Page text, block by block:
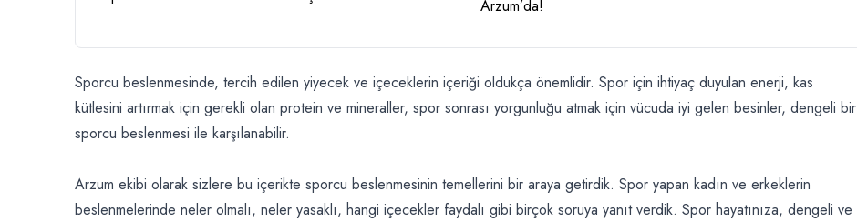
Arzum’da!
Sporcu beslenmesinde, tercih edilen yiyecek ve içeceklerin içeriği oldukça önemlidir. Spor için ihtiyaç duyulan enerji, kas
kütlesini artırmak için gerekli olan protein ve mineraller, spor sonrası yorgunluğu atmak için vücuda iyi gelen besinler, dengeli bir
sporcu beslenmesi ile karşılanabilir.
Arzum ekibi olarak sizlere bu içerikte sporcu beslenmesinin temellerini bir araya getirdik. Spor yapan kadın ve erkeklerin
beslenmelerinde neler olmalı, neler yasaklı, hangi içecekler faydalı gibi birçok soruya yanıt verdik. Spor hayatınıza, dengeli ve